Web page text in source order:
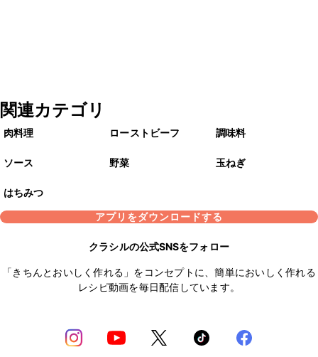
関連カテゴリ
肉料理 ローストビーフ 調味料
ソース 野菜 玉ねぎ
はちみつ
アプリをダウンロードする
クラシルの公式SNSをフォロー
「きちんとおいしく作れる」をコンセプトに、簡単においしく作れる
レシピ動画を毎日配信しています。